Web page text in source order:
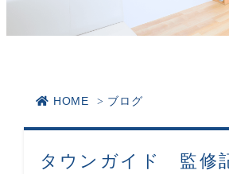
HOME ブログ
タウンガイド 監修